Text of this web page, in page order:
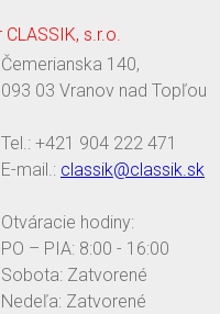
s.r.o.
Čemerianska 140,
093 03 Vranov nad Topľou
Tel.: +421 904 222 471
E-mail.: classik@classik.sk
Otváracie hodiny:
PO – PIA: 8:00 - 16:00
Sobota: Zatvorené
Nedeľa: Zatvorené